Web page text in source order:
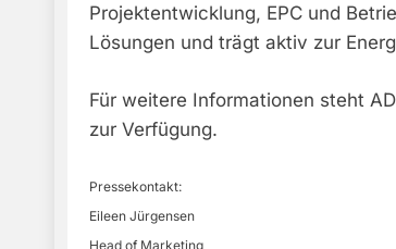
Projektentwicklung, EPC und
Lösungen und trägt aktiv zur
Für weitere Informationen steht
zur Verfügung.
Pressekontakt:
Eileen Jürgensen
Head of Marketing